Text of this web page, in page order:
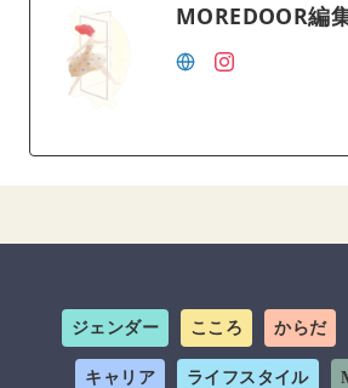
MOREDOOR編
ジェンダー こころ からだ
キャリア ライフスタイル